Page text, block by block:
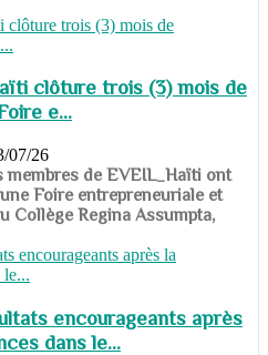
clôture trois (3) mois de
e...
07/26
membres de EVEIL_Haïti ont
Foire entrepreneuriale et
Collège Regina Assumpta,
encourageants après
dans le...